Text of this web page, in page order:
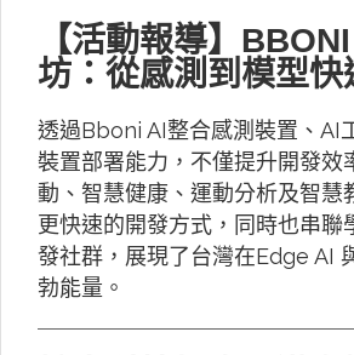
【活動報導】
坊：從感測到模型快
透過Bboni AI整合感測裝置、AI
裝置部署能力，不僅提升開發效
動、智慧健康、運動分析及智慧
更快速的開發方式，同時也串聯
發社群，展現了台灣在Edge AI
勃能量。